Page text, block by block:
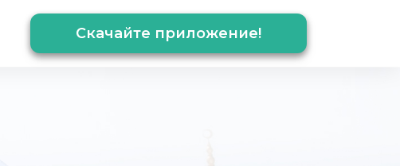
Скачайте приложение!